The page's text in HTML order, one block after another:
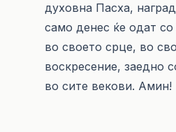
духовна Пасха,
само денес ќе одат
во своето срце, во
воскресение, заедно
во сите векови. Амин!